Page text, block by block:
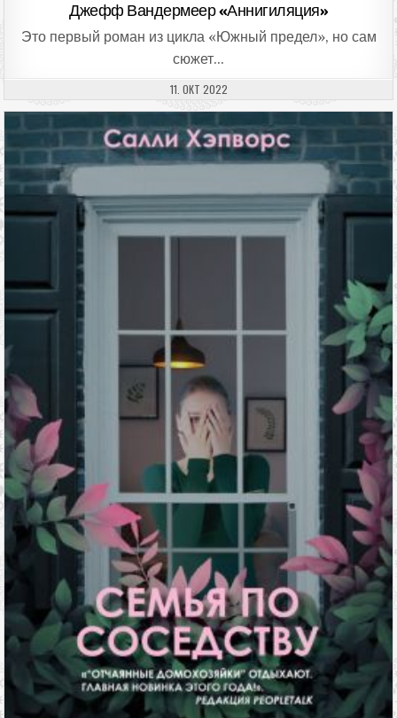
Джефф Вандермеер «Аннигиляция»
Это первый роман из цикла «Южный предел», но сам
сюжет…
ДАТА ПУБЛИКАЦИИ:
11. ОКТ 2022